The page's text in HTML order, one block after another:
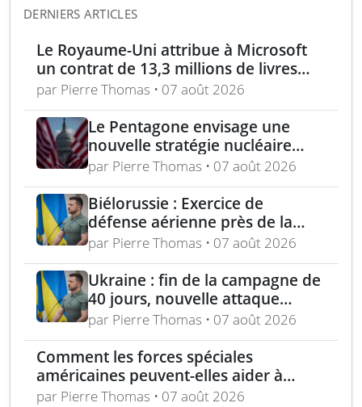
DERNIERS ARTICLES
Le Royaume-Uni attribue à Microsoft
un contrat de 13,3 millions de livres
pour l’analyse des menaces
par Pierre Thomas • 07 août 2026
Le Pentagone envisage une
nouvelle stratégie nucléaire
pour dissuader les conflits
régionaux
par Pierre Thomas • 07 août 2026
Biélorussie : Exercice de
défense aérienne près de la
frontière ukrainienne dans un
contexte tendu
par Pierre Thomas • 07 août 2026
Ukraine : fin de la campagne de
40 jours, nouvelle attaque
contre Wildberries et
élimination d’un général russe à
Moscou
par Pierre Thomas • 07 août 2026
Comment les forces spéciales
américaines peuvent-elles aider à
repousser la Chine à Taïwan ?
par Pierre Thomas • 07 août 2026